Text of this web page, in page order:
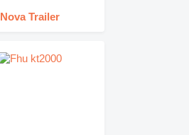
Nova Trailer